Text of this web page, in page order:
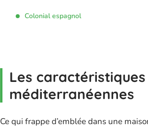
Colonial espagnol
Les
méditerranéennes
Ce qui frappe d’emblée dans une